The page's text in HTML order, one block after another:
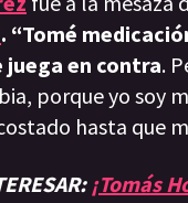
. “Tomé
en contra.
porque yo soy
hasta que
¡Tomás